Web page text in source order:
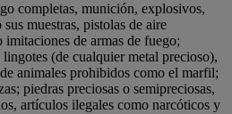
completas, munición, explosivos,
muestras, pistolas de aire
de armas de fuego;
(de cualquier metal precioso),
animales prohibidos como el marfil;
piedras preciosas o semipreciosas,
artículos ilegales como narcóticos y